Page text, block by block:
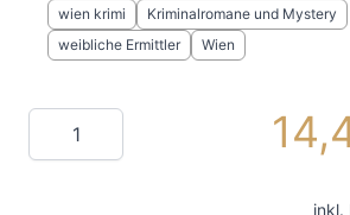
wien krimi
Kriminalromane und Mystery
weibliche Ermittler
Wien
Menge
inkl.